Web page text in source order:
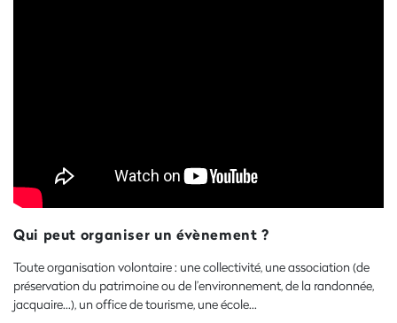
Qui peut organiser un évènement ?
Toute organisation volontaire : une collectivité, une association (de
préservation du patrimoine ou de l’environnement, de la randonnée,
jacquaire...), un office de tourisme, une école...